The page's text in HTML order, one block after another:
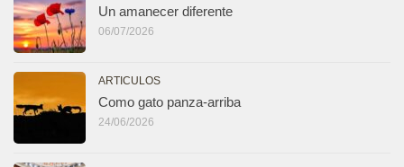
Un amanecer diferente
06/07/2026
ARTICULOS
Como gato panza-arriba
24/06/2026